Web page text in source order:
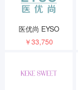
医优尚 EYSO
￥33,750